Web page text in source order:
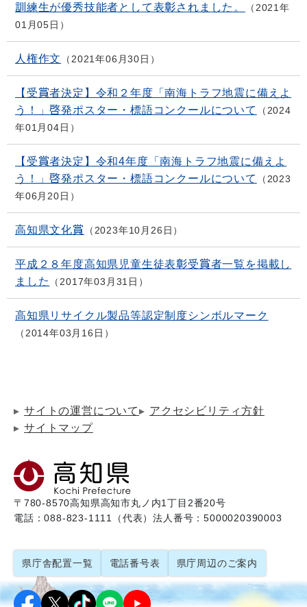
訓練生が優秀技能者として表彰されました。
2021年
01月05日
人権作文 2021年06月30日
【受賞者決定】令和２年度「南海トラフ地震に備えよ
う！」啓発ポスター・標語コンクールについて
2024
年01月04日
【受賞者決定】令和4年度「南海トラフ地震に備えよ
う！」啓発ポスター・標語コンクールについて
2023
年06月20日
高知県文化賞 2023年10月26日
平成２８年度高知県児童生徒表彰受賞者一覧を掲載し
ました
2017年03月31日
高知県リサイクル製品等認定制度シンボルマーク
2014年03月16日
サイトの運営について
アクセシビリティ方針
サイトマップ
〒780-8570高知県高知市丸ノ内1丁目2番20号
電話：088-823-1111（代表）法人番号：5000020390003
県庁舎配置一覧 電話番号表 県庁周辺のご案内